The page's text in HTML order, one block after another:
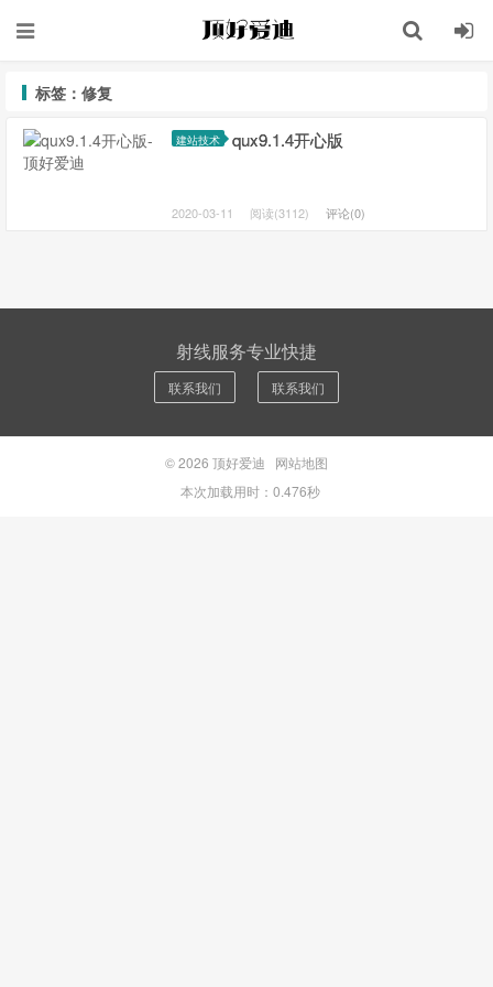
标签：修复
建站技术 qux9.1.4开心版
2020-03-11 阅读(3112) 评论(0)
射线服务专业快捷
联系我们 联系我们
© 2026 顶好爱迪
网站地图
本次加载用时：0.476秒